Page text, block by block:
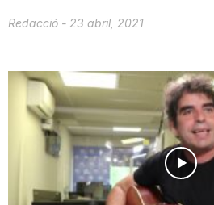
Redacció - 23 abril, 2021